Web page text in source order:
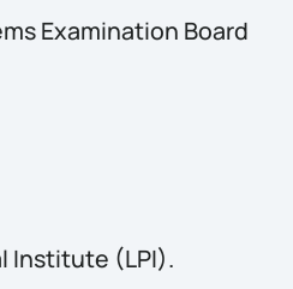
Examination Board
Institute (LPI).